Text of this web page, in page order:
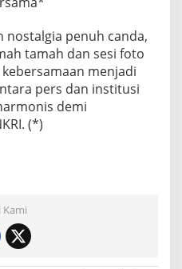
nostalgia penuh canda,
tamah dan sesi foto
menjadi
pers dan institusi
demi
(*)